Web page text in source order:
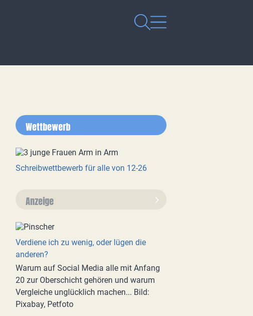
Wettbewerb
Schreibwettbewerb für alle von 12-26
Anzeige
Verdiene ich zu wenig, oder lügen die
anderen?
Warum auf Social Media alle mit Anfang
20 zur Oberschicht gehören und warum
Vergleiche unglücklich machen... Bild:
Pixabay, Petfoto